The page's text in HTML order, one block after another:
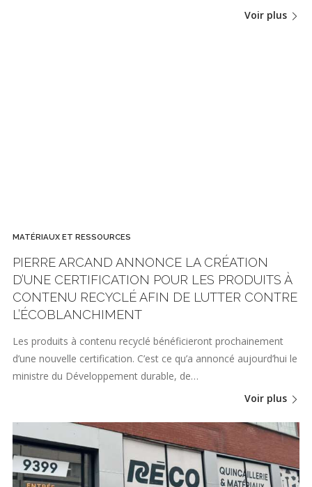
Voir plus
MATÉRIAUX ET RESSOURCES
PIERRE ARCAND ANNONCE LA CRÉATION
D’UNE CERTIFICATION POUR LES PRODUITS À
CONTENU RECYCLÉ AFIN DE LUTTER CONTRE
L’ÉCOBLANCHIMENT
Les produits à contenu recyclé bénéficieront prochainement
d’une nouvelle certification. C’est ce qu’a annoncé aujourd’hui le
ministre du Développement durable, de…
Voir plus